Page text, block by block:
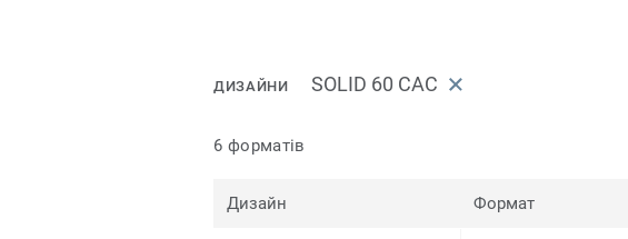
ДИЗАЙНИ SOLID 60 CAC
6 форматів
Дизайн Формат